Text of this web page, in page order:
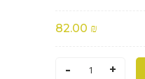
82.00 ₪
- +